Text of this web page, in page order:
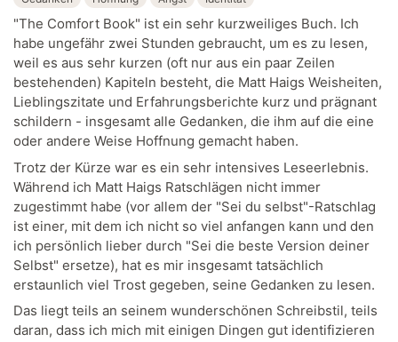
"The Comfort Book" ist ein sehr kurzweiliges Buch. Ich
habe ungefähr zwei Stunden gebraucht, um es zu lesen,
weil es aus sehr kurzen (oft nur aus ein paar Zeilen
bestehenden) Kapiteln besteht, die Matt Haigs Weisheiten,
Lieblingszitate und Erfahrungsberichte kurz und prägnant
schildern - insgesamt alle Gedanken, die ihm auf die eine
oder andere Weise Hoffnung gemacht haben.
Trotz der Kürze war es ein sehr intensives Leseerlebnis.
Während ich Matt Haigs Ratschlägen nicht immer
zugestimmt habe (vor allem der "Sei du selbst"-Ratschlag
ist einer, mit dem ich nicht so viel anfangen kann und den
ich persönlich lieber durch "Sei die beste Version deiner
Selbst" ersetze), hat es mir insgesamt tatsächlich
erstaunlich viel Trost gegeben, seine Gedanken zu lesen.
Das liegt teils an seinem wunderschönen Schreibstil, teils
daran, dass ich mich mit einigen Dingen gut identifizieren